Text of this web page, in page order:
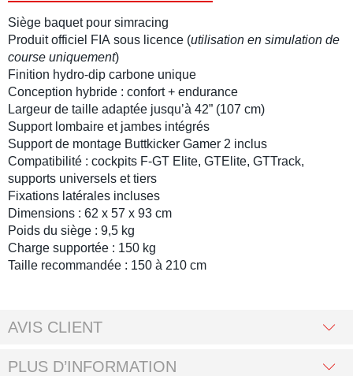
Siège baquetpour simracing
Produit officiel FIA sous licence (utilisation en simulation de
course uniquement)
Finition hydro-dip carbone unique
Conception hybride : confort + endurance
Largeur de taille adaptée jusqu’à 42” (107 cm)
Support lombaire et jambes intégrés
Support de montage Buttkicker Gamer 2 inclus
Compatibilité : cockpits F-GT Elite, GTElite, GTTrack,
supports universels et tiers
Fixations latérales incluses
Dimensions : 62 x 57 x 93 cm
Poids du siège : 9,5 kg
Charge supportée : 150 kg
Taille recommandée : 150 à 210 cm
AVIS CLIENT
PLUS D’INFORMATION